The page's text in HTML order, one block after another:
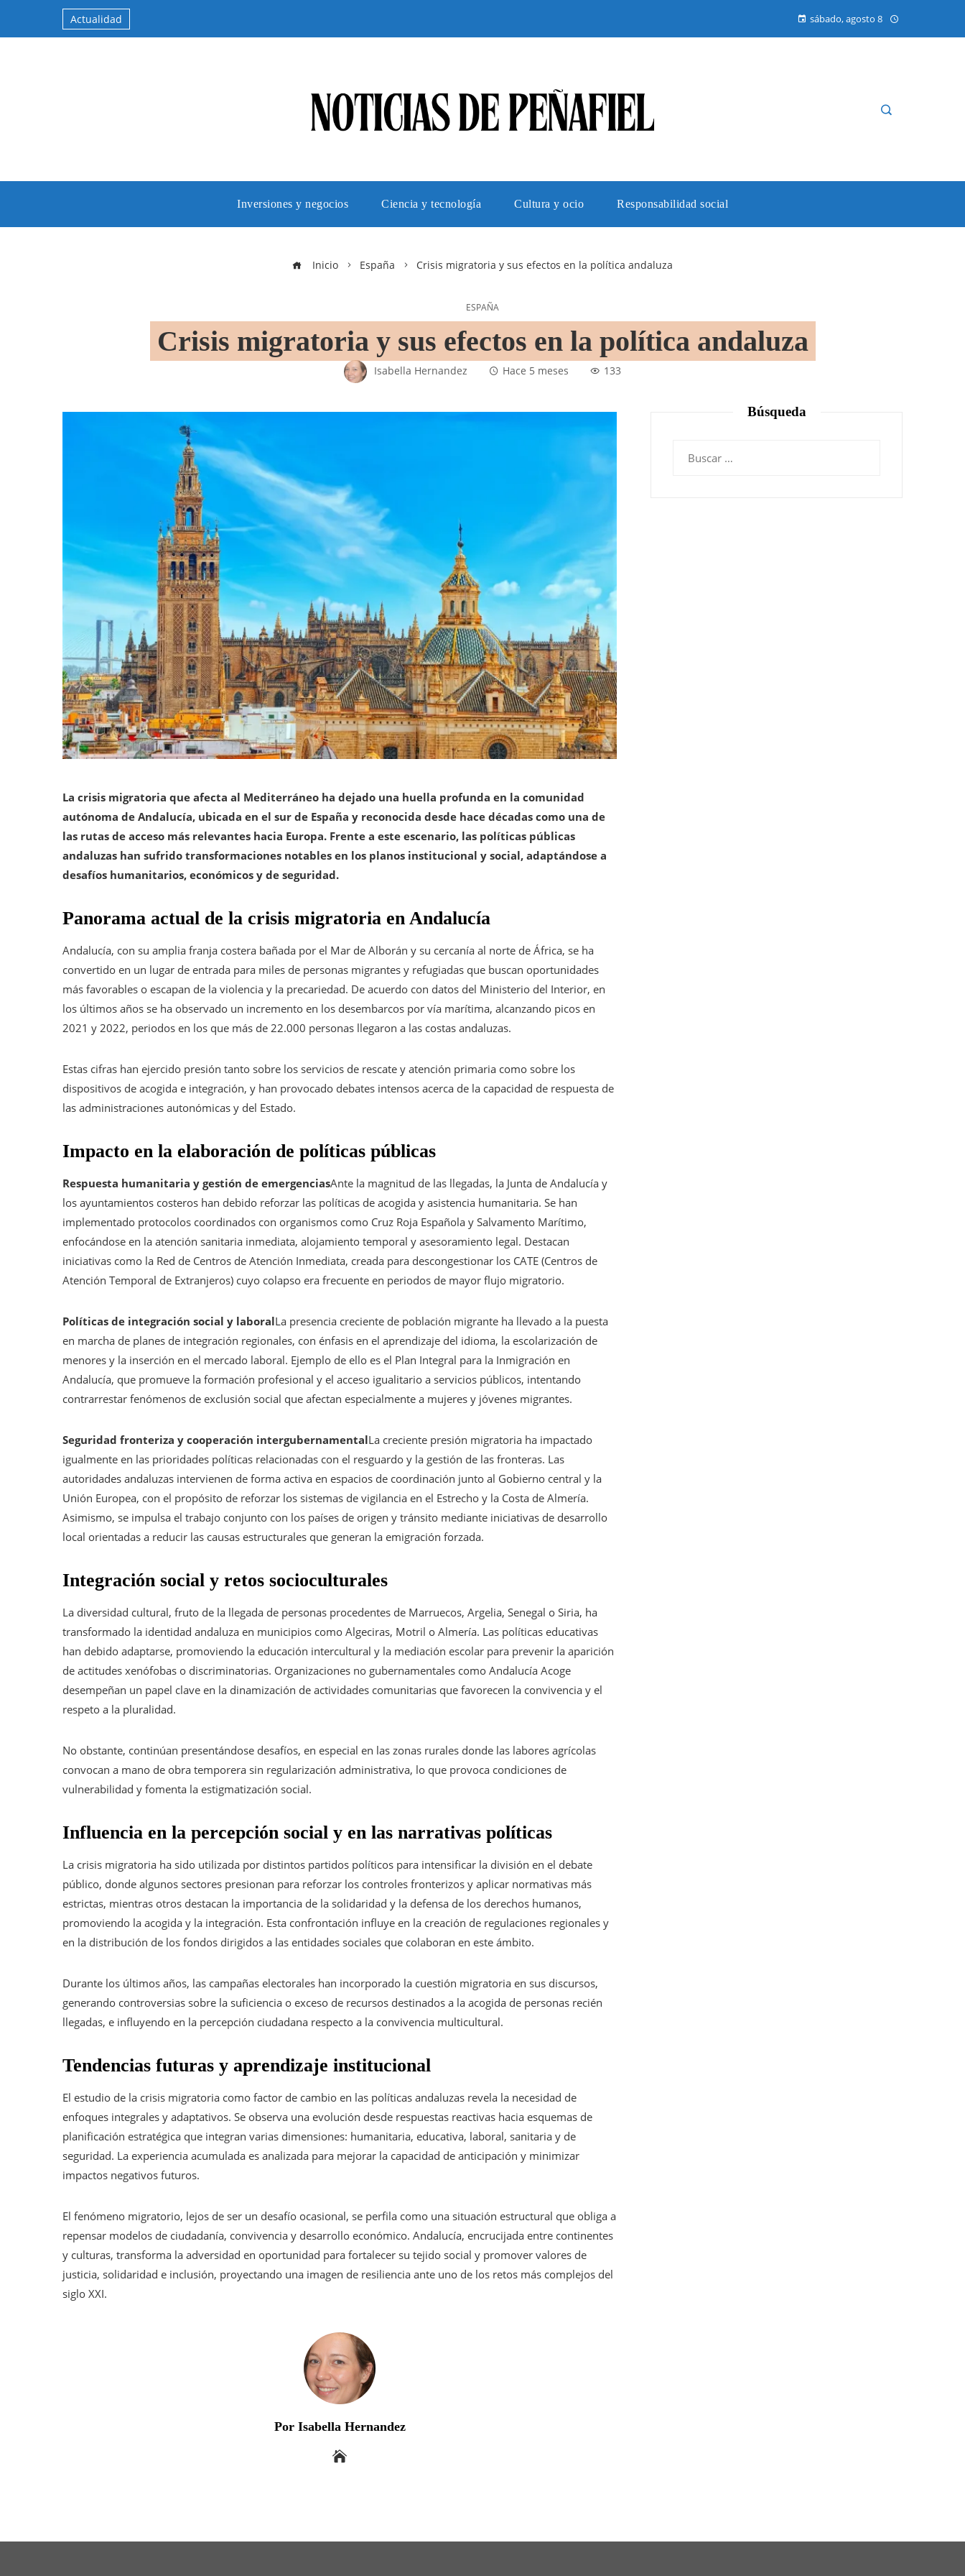
Actualidad sábado, agosto 8
Inversiones y negocios Ciencia y tecnología Cultura y ocio Responsabilidad social
Inicio España Crisis migratoria y sus efectos en la política andaluza
ESPAÑA
Crisis migratoria y sus efectos en la política andaluza
Isabella Hernandez Hace 5 meses 133
La crisis migratoria que afecta al Mediterráneo ha dejado una huella profunda en la comunidad
autónoma de Andalucía, ubicada en el sur de España y reconocida desde hace décadas como una de
las rutas de acceso más relevantes hacia Europa. Frente a este escenario, las políticas públicas
andaluzas han sufrido transformaciones notables en los planos institucional y social, adaptándose a
desafíos humanitarios, económicos y de seguridad.
Panorama actual de la crisis migratoria en Andalucía
Andalucía, con su amplia franja costera bañada por el Mar de Alborán y su cercanía al norte de África, se ha
convertido en un lugar de entrada para miles de personas migrantes y refugiadas que buscan oportunidades
más favorables o escapan de la violencia y la precariedad. De acuerdo con datos del Ministerio del Interior, en
los últimos años se ha observado un incremento en los desembarcos por vía marítima, alcanzando picos en
2021 y 2022, periodos en los que más de 22.000 personas llegaron a las costas andaluzas.
Estas cifras han ejercido presión tanto sobre los servicios de rescate y atención primaria como sobre los
dispositivos de acogida e integración, y han provocado debates intensos acerca de la capacidad de respuesta de
las administraciones autonómicas y del Estado.
Impacto en la elaboración de políticas públicas
Respuesta humanitaria y gestión de emergenciasAnte la magnitud de las llegadas, la Junta de Andalucía y
los ayuntamientos costeros han debido reforzar las políticas de acogida y asistencia humanitaria. Se han
implementado protocolos coordinados con organismos como Cruz Roja Española y Salvamento Marítimo,
enfocándose en la atención sanitaria inmediata, alojamiento temporal y asesoramiento legal. Destacan
iniciativas como la Red de Centros de Atención Inmediata, creada para descongestionar los CATE (Centros de
Atención Temporal de Extranjeros) cuyo colapso era frecuente en periodos de mayor flujo migratorio.
Políticas de integración social y laboralLa presencia creciente de población migrante ha llevado a la puesta
en marcha de planes de integración regionales, con énfasis en el aprendizaje del idioma, la escolarización de
menores y la inserción en el mercado laboral. Ejemplo de ello es el Plan Integral para la Inmigración en
Andalucía, que promueve la formación profesional y el acceso igualitario a servicios públicos, intentando
contrarrestar fenómenos de exclusión social que afectan especialmente a mujeres y jóvenes migrantes.
Seguridad fronteriza y cooperación intergubernamentalLa creciente presión migratoria ha impactado
igualmente en las prioridades políticas relacionadas con el resguardo y la gestión de las fronteras. Las
autoridades andaluzas intervienen de forma activa en espacios de coordinación junto al Gobierno central y la
Unión Europea, con el propósito de reforzar los sistemas de vigilancia en el Estrecho y la Costa de Almería.
Asimismo, se impulsa el trabajo conjunto con los países de origen y tránsito mediante iniciativas de desarrollo
local orientadas a reducir las causas estructurales que generan la emigración forzada.
Integración social y retos socioculturales
La diversidad cultural, fruto de la llegada de personas procedentes de Marruecos, Argelia, Senegal o Siria, ha
transformado la identidad andaluza en municipios como Algeciras, Motril o Almería. Las políticas educativas
han debido adaptarse, promoviendo la educación intercultural y la mediación escolar para prevenir la aparición
de actitudes xenófobas o discriminatorias. Organizaciones no gubernamentales como Andalucía Acoge
desempeñan un papel clave en la dinamización de actividades comunitarias que favorecen la convivencia y el
respeto a la pluralidad.
No obstante, continúan presentándose desafíos, en especial en las zonas rurales donde las labores agrícolas
convocan a mano de obra temporera sin regularización administrativa, lo que provoca condiciones de
vulnerabilidad y fomenta la estigmatización social.
Influencia en la percepción social y en las narrativas políticas
La crisis migratoria ha sido utilizada por distintos partidos políticos para intensificar la división en el debate
público, donde algunos sectores presionan para reforzar los controles fronterizos y aplicar normativas más
estrictas, mientras otros destacan la importancia de la solidaridad y la defensa de los derechos humanos,
promoviendo la acogida y la integración. Esta confrontación influye en la creación de regulaciones regionales y
en la distribución de los fondos dirigidos a las entidades sociales que colaboran en este ámbito.
Durante los últimos años, las campañas electorales han incorporado la cuestión migratoria en sus discursos,
generando controversias sobre la suficiencia o exceso de recursos destinados a la acogida de personas recién
llegadas, e influyendo en la percepción ciudadana respecto a la convivencia multicultural.
Tendencias futuras y aprendizaje institucional
El estudio de la crisis migratoria como factor de cambio en las políticas andaluzas revela la necesidad de
enfoques integrales y adaptativos. Se observa una evolución desde respuestas reactivas hacia esquemas de
planificación estratégica que integran varias dimensiones: humanitaria, educativa, laboral, sanitaria y de
seguridad. La experiencia acumulada es analizada para mejorar la capacidad de anticipación y minimizar
impactos negativos futuros.
El fenómeno migratorio, lejos de ser un desafío ocasional, se perfila como una situación estructural que obliga a
repensar modelos de ciudadanía, convivencia y desarrollo económico. Andalucía, encrucijada entre continentes
y culturas, transforma la adversidad en oportunidad para fortalecer su tejido social y promover valores de
justicia, solidaridad e inclusión, proyectando una imagen de resiliencia ante uno de los retos más complejos del
siglo XXI.
Por Isabella Hernandez
Búsqueda